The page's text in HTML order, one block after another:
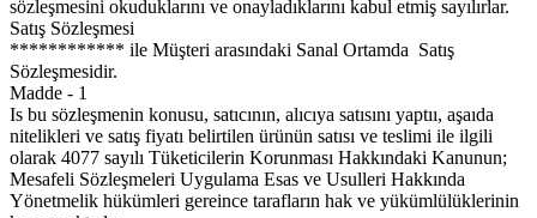
sözleşmesini okuduklarını ve onayladıklarını kabul etmiş sayılırlar.
Satış Sözleşmesi
************ ile Müşteri arasındaki Sanal Ortamda Satış
Sözleşmesidir.
Madde - 1
Is bu sözleşmenin konusu, satıcının, alıcıya satısını yaptıı, aşaıda
nitelikleri ve satış fiyatı belirtilen ürünün satısı ve teslimi ile ilgili
olarak 4077 sayılı Tüketicilerin Korunması Hakkındaki Kanunun;
Mesafeli Sözleşmeleri Uygulama Esas ve Usulleri Hakkında
Yönetmelik hükümleri gereince tarafların hak ve yükümlülüklerinin